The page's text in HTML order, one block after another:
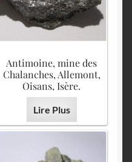
Antimoine, mine des
Chalanches, Allemont,
Oisans, Isère.
Lire Plus